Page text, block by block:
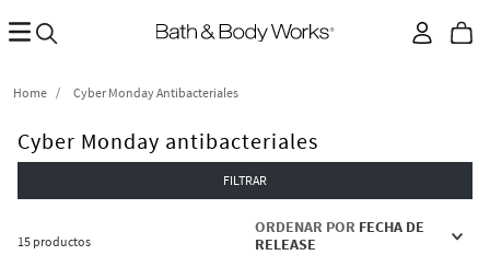
Cyber Monday Antibacteriales
Cyber Monday antibacteriales
FILTRAR
15 productos
ORDENAR POR FECHA DE
RELEASE